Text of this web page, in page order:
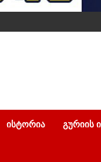
ᲘᲡᲢᲝᲠᲘᲐ ᲒᲣᲠᲘᲘᲡ